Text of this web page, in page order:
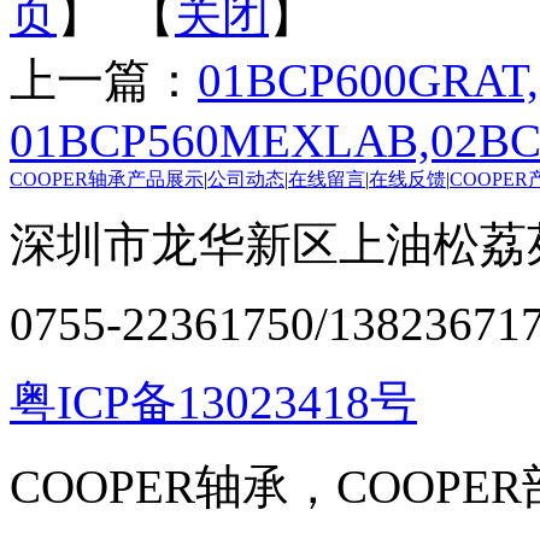
页 】 【 关闭 】
上一篇：
COOPER轴承产品展示公司动态在线留言在线反馈COOPER
深圳市龙华新区上油松
0755-22361750/
粤ICP备13023418号
COOPER轴承，